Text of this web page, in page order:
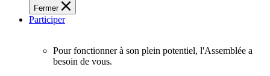
des
Ontariennes
et
Fermer
Participer
Pour fonctionner à son plein potentiel, l'Assemblée a
besoin de vous.